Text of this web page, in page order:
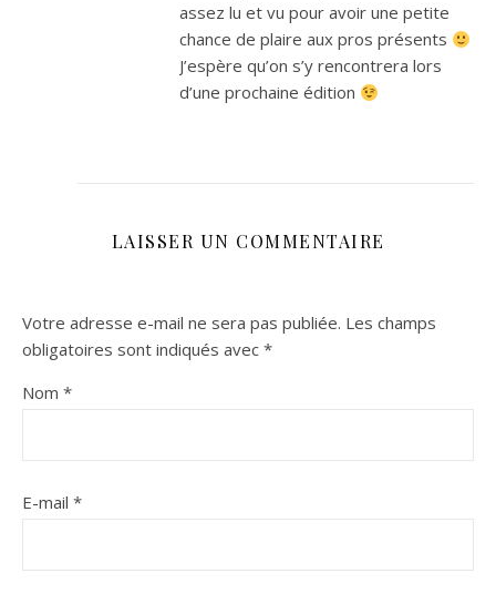
assez lu et vu pour avoir une petite
chance de plaire aux pros présents
J’espère qu’on s’y rencontrera lors
d’une prochaine édition
LAISSER UN COMMENTAIRE
Votre adresse e-mail ne sera pas publiée. Les champs
obligatoires sont indiqués avec *
Nom *
E-mail *